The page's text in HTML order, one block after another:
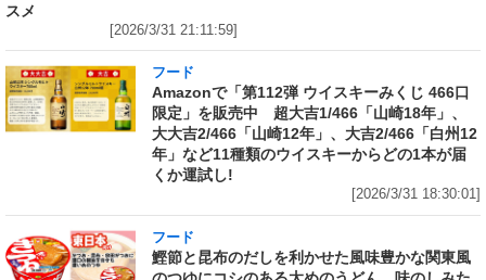
スメ
[2026/3/31 21:11:59]
フード
Amazonで「第112弾 ウイスキーみくじ 466口
限定」を販売中 超大吉1/466「山崎18年」、
大大吉2/466「山崎12年」、大吉2/466「白州12
年」など11種類のウイスキーからどの1本が届
くか運試し!
[2026/3/31 18:30:01]
フード
鰹節と昆布のだしを利かせた風味豊かな関東風